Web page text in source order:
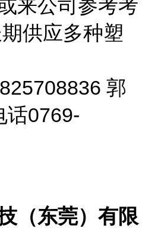
来公司参考考
供应多种塑
郭
0769-
（东莞）有限